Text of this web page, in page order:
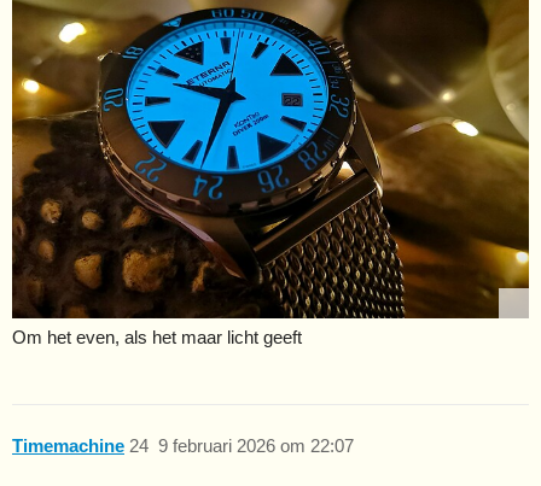
Om het even, als het maar licht geeft
Timemachine 9 februari 2026 om 22:07
24